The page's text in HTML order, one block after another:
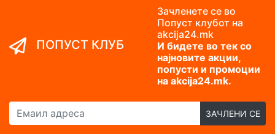
ПОПУСТ КЛУБ
Зачленете се во
Попуст клубот на
akcija24.mk
И бидете во тек со
најновите акции,
попусти и промоции
на akcija24.mk.
Емаил адреса
ЗАЧЛЕНИ СЕ